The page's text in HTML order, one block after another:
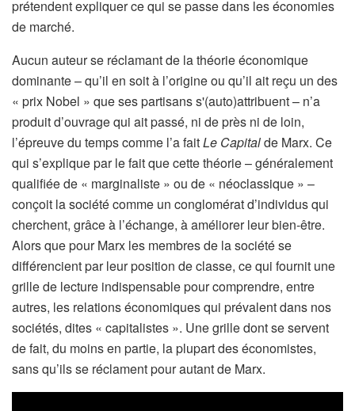
prétendent expliquer ce qui se passe dans les économies
de marché.
Aucun auteur se réclamant de la théorie économique
dominante – qu’il en soit à l’origine ou qu’il ait reçu un des
« prix Nobel » que ses partisans s'(auto)attribuent – n’a
produit d’ouvrage qui ait passé, ni de près ni de loin,
l’épreuve du temps comme l’a faitLe Capitalde Marx. Ce
qui s’explique par le fait que cette théorie – généralement
qualifiée de « marginaliste » ou de « néoclassique » –
conçoit la société comme un conglomérat d’individus qui
cherchent, grâce à l’échange, à améliorer leur bien-être.
Alors que pour Marx les membres de la société se
différencient par leur position de classe, ce qui fournit une
grille de lecture indispensable pour comprendre, entre
autres, les relations économiques qui prévalent dans nos
sociétés, dites « capitalistes ». Une grille dont se servent
de fait, du moins en partie, la plupart des économistes,
sans qu’ils se réclament pour autant de Marx.